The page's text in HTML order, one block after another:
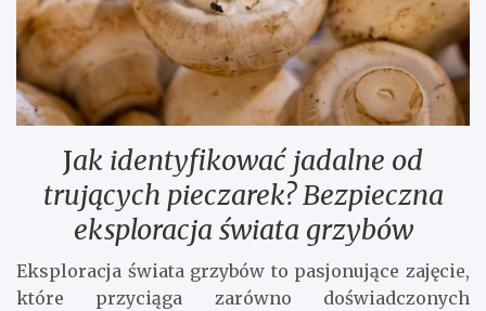
Jak identyfikować jadalne od
trujących pieczarek? Bezpieczna
eksploracja świata grzybów
Eksploracja świata grzybów to pasjonujące zajęcie,
które przyciąga zarówno doświadczonych